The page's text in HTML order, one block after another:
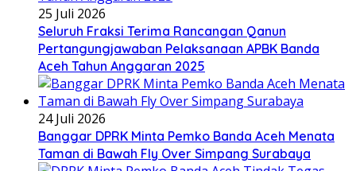
25 Juli 2026
Seluruh Fraksi Terima Rancangan Qanun
Pertangungjawaban Pelaksanaan APBK Banda
Aceh Tahun Anggaran 2025
24 Juli 2026
Banggar DPRK Minta Pemko Banda Aceh Menata
Taman di Bawah Fly Over Simpang Surabaya